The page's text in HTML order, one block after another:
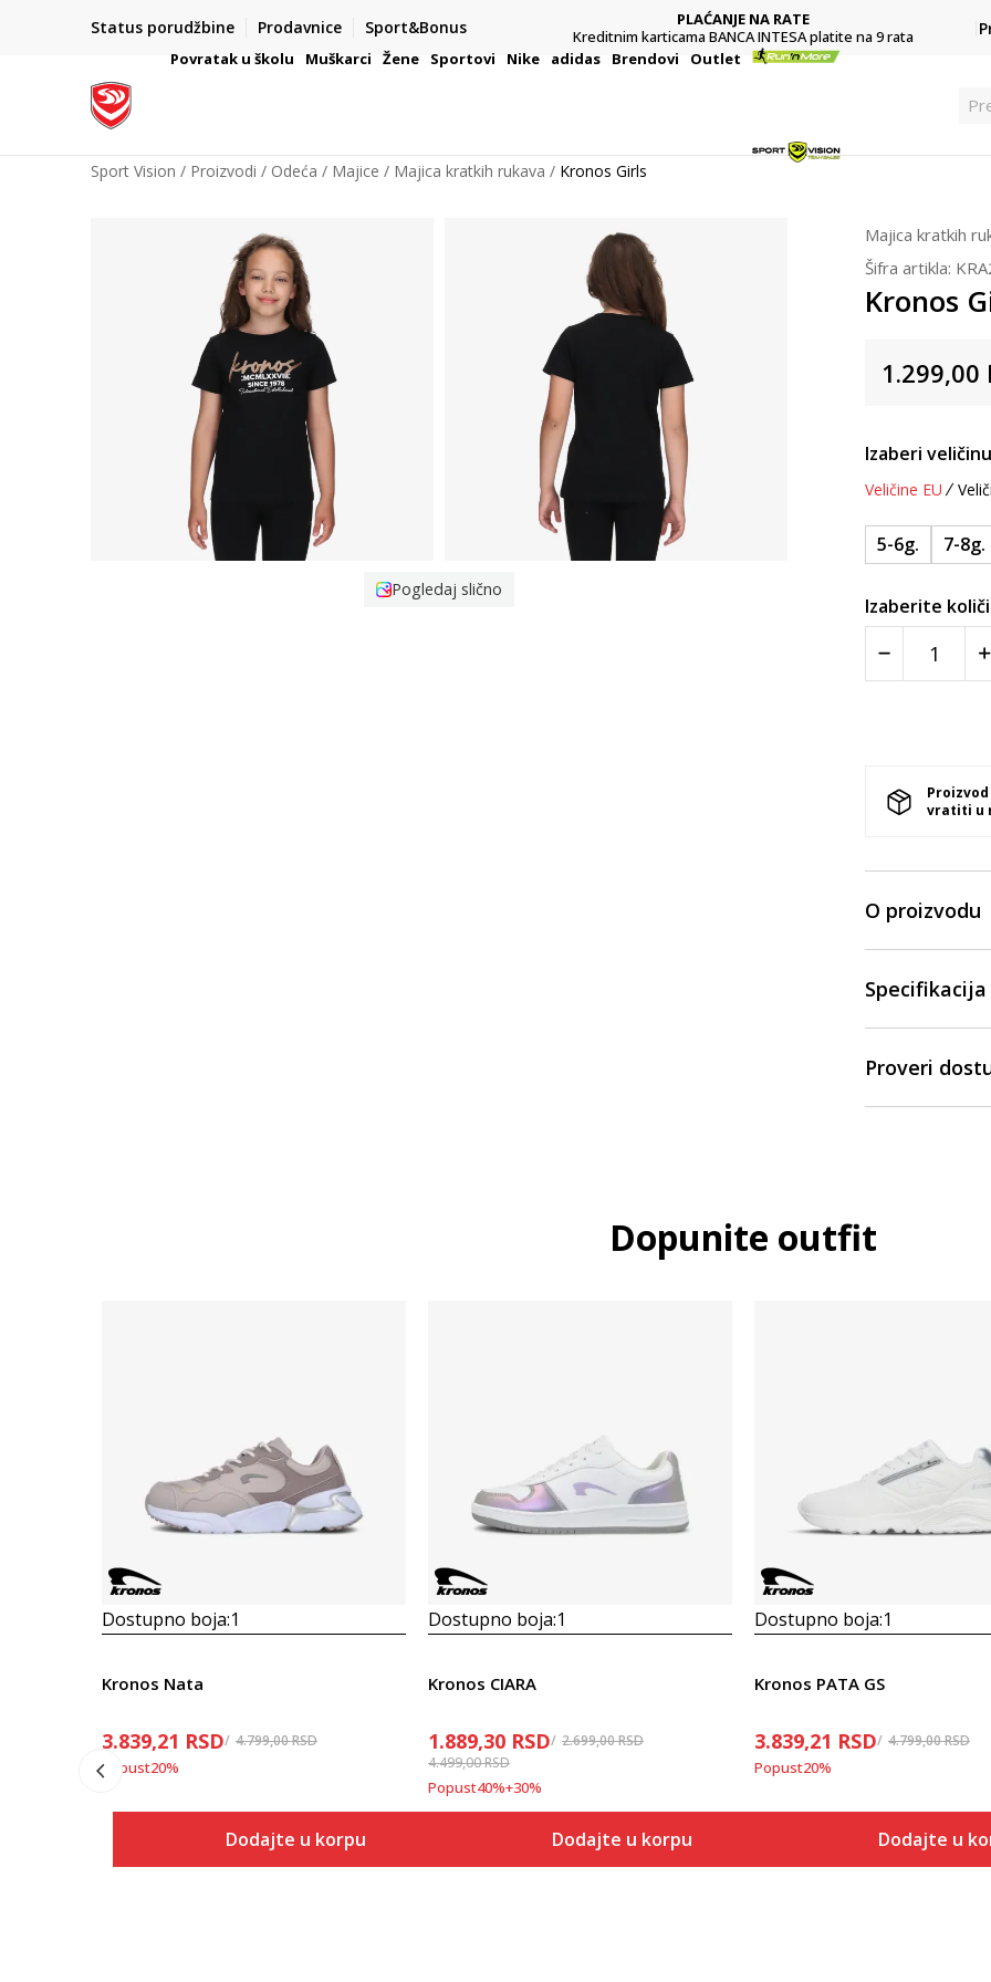
Status porudžbine Prodavnice Sport&Bonus
VAŽNO OBAVEŠTENJE ZA POTROŠAČE
PLAĆANJE NA RATE
Kreditnim karticama BANCA INTESA platite na 9 rata
Povratak u školu Muškarci Žene Sportovi Nike adidas Brendovi Outlet
Pr
Sport Vision Proizvodi Odeća Majice Majica kratkih rukava Kronos Girls
Pogledaj slično
Majica kratkih
Šifra artikla:
Kronos
1.299,00
Izaberi
Veličine EU
5-6g. 7-8g.
Izaberite
vratiti u
O proizvodu
Specifikacija
Proveri
Dopunite outfit
Dostupno boja:1
Kronos Nata
3.839,21 RSD 4.799,00RSD
Popust20%
Dodajte u korpu
Dostupno boja:1
Kronos CIARA
1.889,30 RSD 2.699,00RSD
4.499,00RSD
Popust40%+30%
Dodajte u korpu
Dostupno boja:1
Kronos PATA GS
3.839,21 RSD 4.799,00RSD
Popust20%
Dodajte u